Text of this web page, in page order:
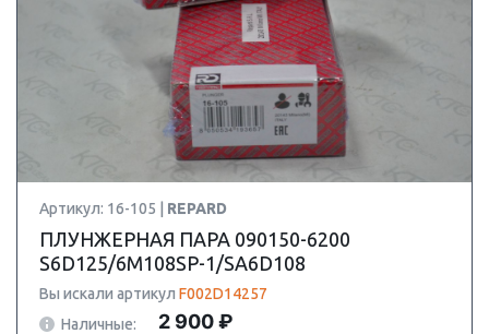
Артикул: 16-105 | REPARD
ПЛУНЖЕРНАЯ ПАРА 090150-6200
S6D125/6M108SP-1/SA6D108
Вы искали артикул F002D14257
Наличные:
2 900 ₽